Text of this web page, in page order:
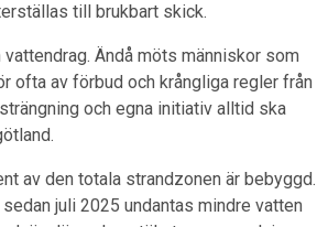
till brukbart skick.
Ändå möts människor som
ofta av förbud och krångliga regler från
och egna initiativ alltid ska
av den totala strandzonen är bebyggd.
juli 2025 undantas mindre vatten